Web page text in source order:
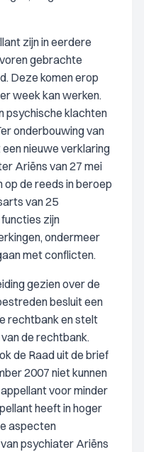
zijn in eerdere
gebrachte
Deze komen erop
week kan werken.
psychische klachten
onderbouwing van
nieuwe verklaring
Ariëns van 27 mei
de reeds in beroep
van 25
zijn
ondermeer
met conflicten.
gezien over de
besluit een
rechtbank en stelt
de rechtbank.
de Raad uit de brief
2007 niet kunnen
voor minder
heeft in hoger
aspecten
psychiater Ariëns